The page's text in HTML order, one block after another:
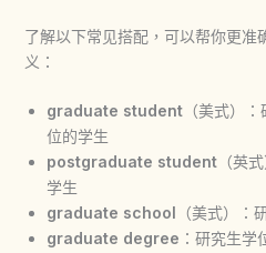
了解以下常见搭配，可以帮你更准
义：
graduate student（美式）：
位的学生
postgraduate student（英
学生
graduate school （美式）：
graduate degree ：研究生学